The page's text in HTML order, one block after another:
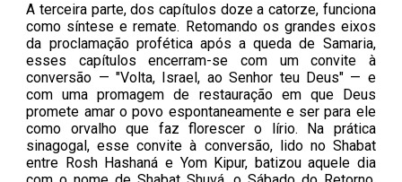
A terceira parte, dos capítulos doze a catorze, funciona
como síntese e remate. Retomando os grandes eixos
da proclamação profética após a queda de Samaria,
esses capítulos encerram-se com um convite à
conversão — "Volta, Israel, ao Senhor teu Deus" — e
com uma promagem de restauração em que Deus
promete amar o povo espontaneamente e ser para ele
como orvalho que faz florescer o lírio. Na prática
sinagogal, esse convite à conversão, lido no Shabat
entre Rosh Hashaná e Yom Kipur, batizou aquele dia